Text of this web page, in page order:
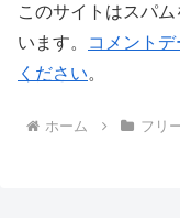
このサイトはスパ
います。
コメント
ください。
ホーム フリ